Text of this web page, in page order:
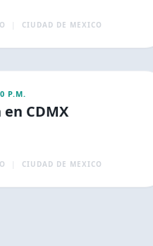
CIUDAD DE MEXICO
10
P.M.
CDMX
CIUDAD DE MEXICO